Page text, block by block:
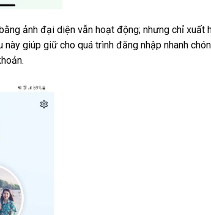
ảnh đại diện vẫn hoạt động; nhưng chỉ xuất
giúp giữ cho quá trình đăng nhập nhanh